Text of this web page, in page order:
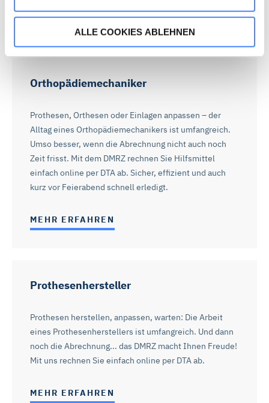
Speichern eines Cookies technisch erforderlich.
dass wir statistische Informationen über Ihren Besuch
Webangebot zu verbessern (Statistik-Cookies). Durch
Einsatz von Marketing-Cookies zu und erhalten auf Sie
zugeschnittene Werbung auch auf anderen Webseiten.
Die Marketing-Partner können Ihre Cookie-Informationen
Profilbildung verwenden. Sie können über die
Schaltfläche genannten „Präferenzen“ stellen Cookies
und Statistik-Cookies ablehnen. Über die Schaltflächen
individuell verwalten und Ihre Einwilligung jederzeit für die
Zukunft ändern oder widerrufen. Weitere Informationen
dazu und zu den Cookies führen wir in dieser
ALLE COOKIES ABLEHNEN
MEHR ERFAHREN
Orthopädiemechaniker
Prothesen, Orthesen oder Einlagen anpassen – der
Alltag eines Orthopädiemechanikers ist umfangreich.
Umso besser, wenn die Abrechnung nicht auch noch
Zeit frisst. Mit dem DMRZ rechnen Sie Hilfsmittel
einfach online per DTA ab. Sicher, effizient und auch
kurz vor Feierabend schnell erledigt.
MEHR ERFAHREN
Prothesenhersteller
Prothesen herstellen, anpassen, warten: Die Arbeit
eines Prothesenherstellers ist umfangreich. Und dann
noch die Abrechnung... das DMRZ macht Ihnen Freude!
Mit uns rechnen Sie einfach online per DTA ab.
MEHR ERFAHREN